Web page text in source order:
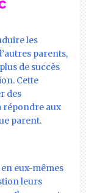
les
parents,
de succès
Cette
des
répondre aux
parent.
eux-mêmes
leurs